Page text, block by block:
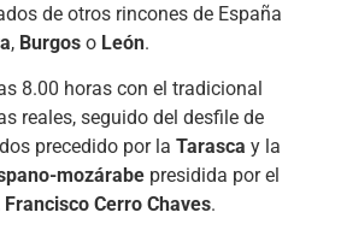
de otros rincones de España
, Burgoso León.
8.00 horas con el tradicional
reales, seguido del desfile de
precedido por la Tarasca y la
mozárabepresidida por el
Francisco Cerro Chaves.